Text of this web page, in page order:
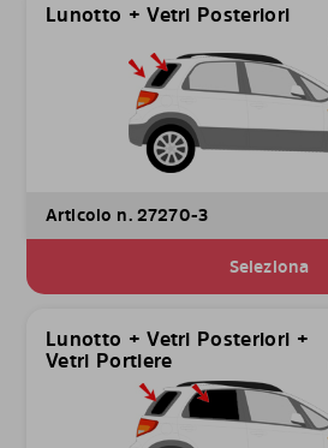
Lunotto + Vetri Posteriori
Articolo n. 27270-3
Seleziona
Lunotto + Vetri Posteriori +
Vetri Portiere